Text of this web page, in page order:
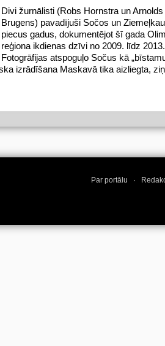
Divi žurnālisti (Robs Hornstra un Arnolds
Brugens) pavadījuši Sočos un
piecus gadus, dokumentējot šī gada
reģiona ikdienas dzīvi no 2009. līdz
Fotogrāfijas atspoguļo Sočus kā
izrādīšana Maskavā tika aizliegta,
Par portālu ·